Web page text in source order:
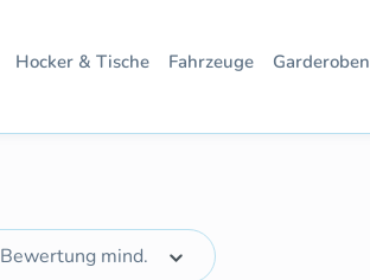
Hocker & Tische Fahrzeuge Garderoben
Bewertung mind.